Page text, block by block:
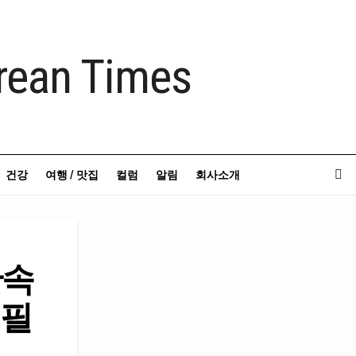
건강 여행 / 맛집 컬럼 알림 회사소개